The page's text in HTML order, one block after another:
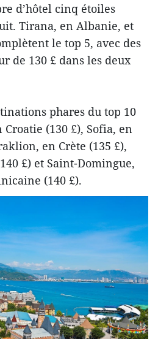
d’hôtel cinq étoiles
Tirana, en Albanie, et
le top 5, avec des
de 130 £ dans les deux
phares du top 10
(130 £), Sofia, en
en Crète (135 £),
£) et Saint-Domingue,
(140 £).